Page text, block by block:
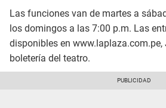
Las funciones van de martes a
los domingos a las 7:00 p.m. Las
disponibles en www.laplaza.com.pe,
boletería del teatro.